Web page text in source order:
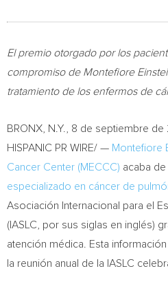
El premio otorgado por los
compromiso de Montefiore
tratamiento de los enfermos de
BRONX, N.Y. 8 de septiembre de
HISPANIC PR WIRE/ — Montefiore
Cancer Center (MECCC) acaba
especializado en cáncer de
Asociación Internacional para el
(IASLC, por sus siglas en inglés)
atención médica. Esta
la reunión anual de la IASLC